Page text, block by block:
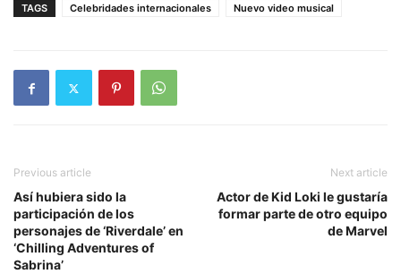
TAGS Celebridades internacionales Nuevo video musical
Previous article
Así hubiera sido la
participación de los
personajes de ‘Riverdale’ en
‘Chilling Adventures of
Sabrina’
Next article
Actor de Kid Loki le gustaría
formar parte de otro equipo
de Marvel